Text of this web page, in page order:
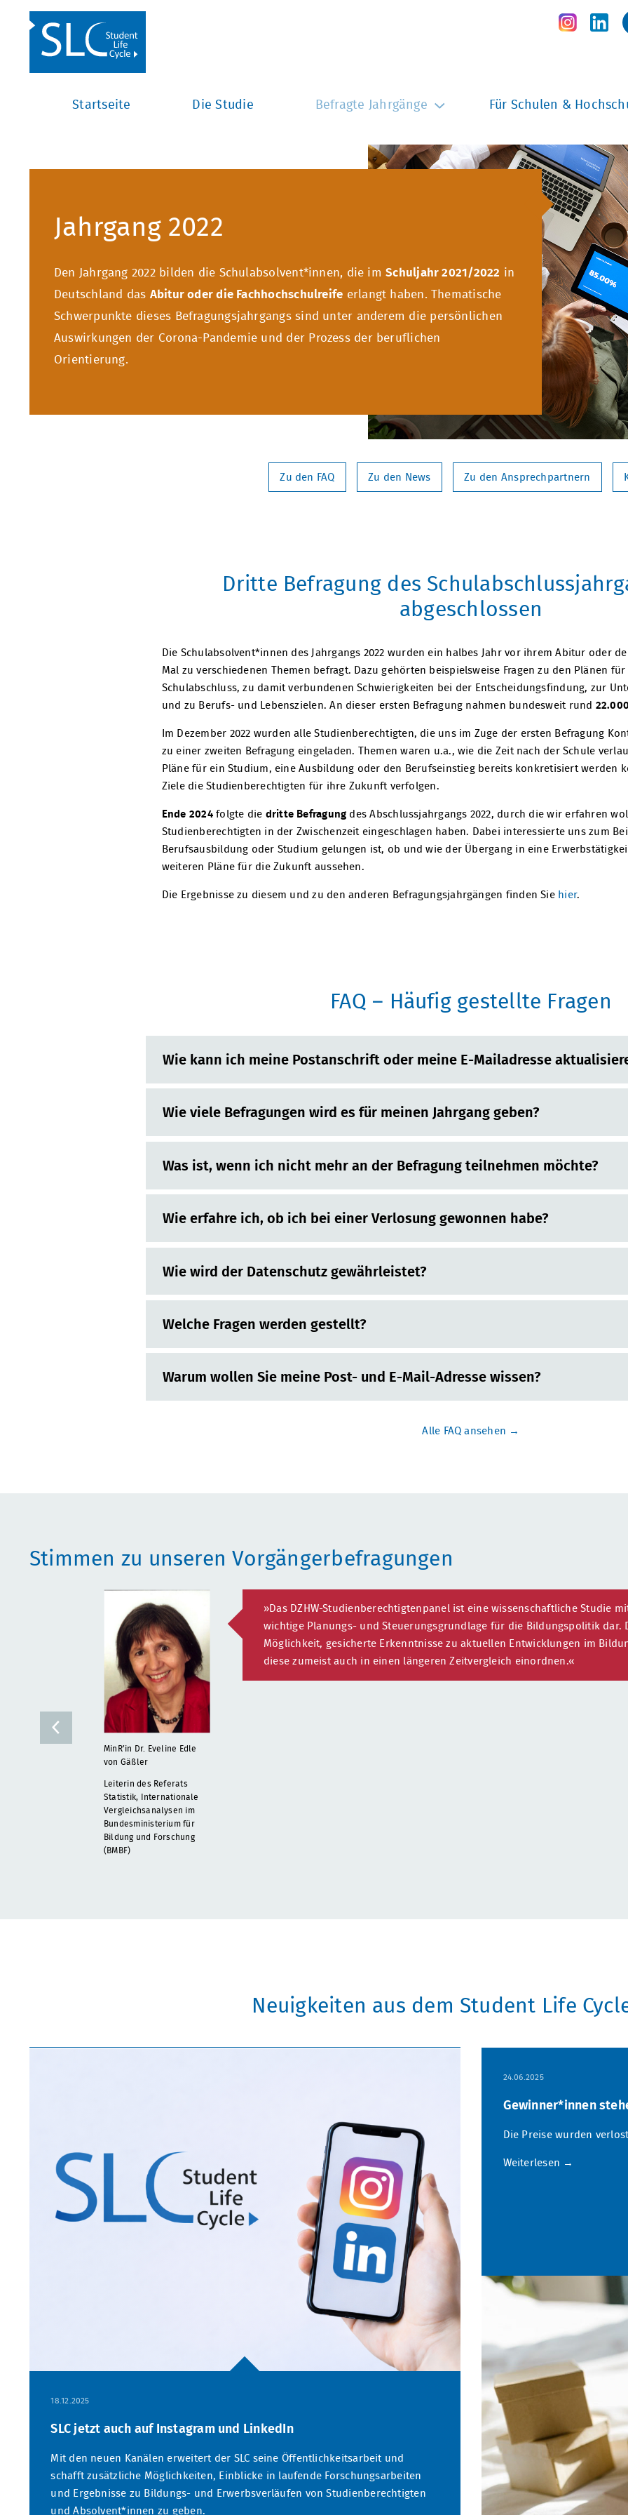
Startseite Die Studie Befragte Jahrgänge Für Schulen &
Jahrgang 2022
Den Jahrgang 2022 bilden die Schulabsolvent*innen, die imSchuljahr 2021/2022 in
Deutschland das Abitur oder die Fachhochschulreife erlangt haben. Thematische
Schwerpunkte dieses Befragungsjahrgangs sind unter anderem die persönlichen
Auswirkungen der Corona-Pandemie und der Prozess der beruflichen
Orientierung.
Zu den FAQ Zu den News Zu den Ansprechpartnern
Dritte Befragung des
abgeschlossen
Die Schulabsolvent*innen des Jahrgangs 2022 wurden ein halbes Jahr vor ihrem Abitur oder
Mal zu verschiedenen Themen befragt. Dazu gehörten beispielsweise Fragen zu den Plänen
Schulabschluss, zu damit verbundenen Schwierigkeiten bei der Entscheidungsfindung, zur
und zu Berufs- und Lebenszielen. An dieser ersten Befragung nahmen bundesweit rund
Im Dezember 2022 wurden alle Studienberechtigten, die uns im Zuge der ersten Befragung
zu einer zweiten Befragung eingeladen. Themen waren u.a., wie die Zeit nach der Schule
Pläne für ein Studium, eine Ausbildung oder den Berufseinstieg bereits konkretisiert werden
Ziele die Studienberechtigten für ihre Zukunft verfolgen.
Ende 2024folgte die dritte Befragung des Abschlussjahrgangs 2022, durch die wir erfahren
Studienberechtigten in der Zwischenzeit eingeschlagen haben. Dabei interessierte uns zum
Berufsausbildung oder Studium gelungen ist, ob und wie der Übergang in eine
weiteren Pläne für die Zukunft aussehen.
Die Ergebnisse zu diesem und zu den anderen Befragungsjahrgängen finden Sie hier.
FAQ – Häufig gestellte Fragen
Wie kann ich meine Postanschrift oder meine E-Mailadresse
Wie viele Befragungen wird es für meinen Jahrgang geben?
Was ist, wenn ich nicht mehr an der Befragung teilnehmen möchte?
Wie erfahre ich, ob ich bei einer Verlosung gewonnen habe?
Wie wird der Datenschutz gewährleistet?
Welche Fragen werden gestellt?
Warum wollen Sie meine Post- und E-Mail-Adresse wissen?
Alle FAQ ansehen
Stimmen zu unseren Vorgängerbefragungen
Zurück
MinR’in Dr. Eveline Edle
von Gäßler
Leiterin des Referats
Statistik, Internationale
Vergleichsanalysen im
Bundesministerium für
Bildung und Forschung
(BMBF)
»Das DZHW-Studienberechtigtenpanel ist eine wissenschaftliche Studie
wichtige Planungs- und Steuerungsgrundlage für die Bildungspolitik dar.
Möglichkeit, gesicherte Erkenntnisse zu aktuellen Entwicklungen im
diese zumeist auch in einen längeren Zeitvergleich einordnen.«
Neuigkeiten aus dem Student Life
18.12.2025
SLC jetzt auch auf Instagram und LinkedIn
Mit den neuen Kanälen erweitert der SLC seine Öffentlichkeitsarbeit und
schafft zusätzliche Möglichkeiten, Einblicke in laufende Forschungsarbeiten
und Ergebnisse zu Bildungs- und Erwerbsverläufen von Studienberechtigten
und Absolvent*innen zu geben.
24.06.2025
Gewinner*innen
Die Preise wurden
Weiterlesen